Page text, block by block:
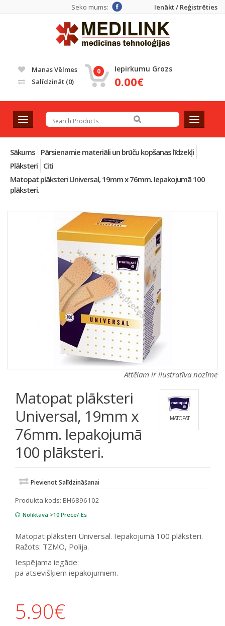
Ienākt / Reģistrēties
Seko mums:
Manas Vēlmes
Salīdzināt (0)
0 Iepirkumu Grozs
0.00€
T
o
g
g
e
n
a
i
T
o
g
n
i
Sākums Pārsienamie materiāli un brūču kopšanas līdzekļi
Plāksteri Citi
Matopat plāksteri Universal, 19mm x 76mm. Iepakojumā 100
plāksteri.
Attēlam ir ilustratīva nozīme
Matopat plāksteri
Universal, 19mm x
76mm. Iepakojumā
100 plāksteri.
MATOPAT
Pievienot Salīdzināšanai
Produkta kods: BH6896102
Noliktavā >10 Prece/-Es
Matopat plāksteri Universal. Iepakojumā 100 plāksteri.
Ražots: TZMO, Polija.
Iespējama iegāde:
pa atsevišķiem iepakojumiem.
5.90€